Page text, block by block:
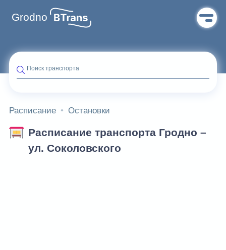
Grodno
Поиск транспорта
Расписание Остановки
Расписание транспорта Гродно –
ул. Соколовского